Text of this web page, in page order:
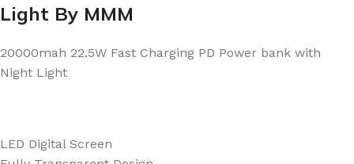
Light By MMM
20000mah 22.5W Fast Charging PD Power bank with
Night Light
LED Digital Screen